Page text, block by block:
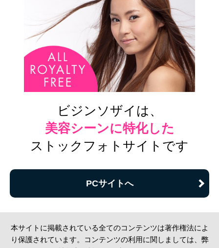
ビジンソザイは、
美容シーンに特化した
ストックフォトサイトです
PCサイトへ
本サイトに掲載されている全てのコンテンツは著作権法によ
り保護されています。コンテンツの利用に関しましては、弊